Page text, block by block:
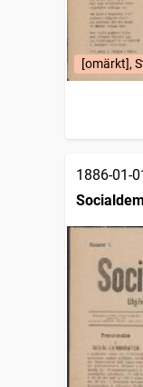
[omärkt],
1886-01-